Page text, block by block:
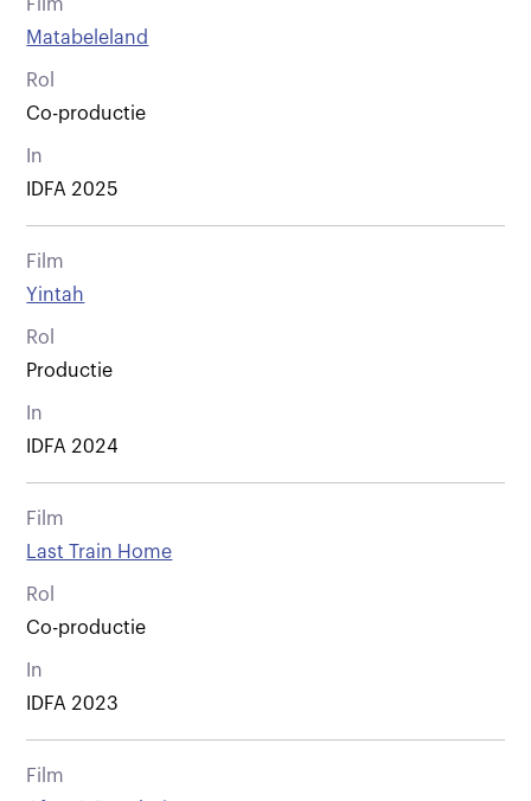
Film
Matabeleland
Rol
Co-productie
In
IDFA 2025
Film
Yintah
Rol
Productie
In
IDFA 2024
Film
Last Train Home
Rol
Co-productie
In
IDFA 2023
Film